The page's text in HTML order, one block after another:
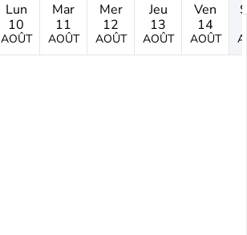
Lun
10
AOÛT
Mar
11
AOÛT
Mer
12
AOÛT
Jeu
13
AOÛT
Ven
14
AOÛT